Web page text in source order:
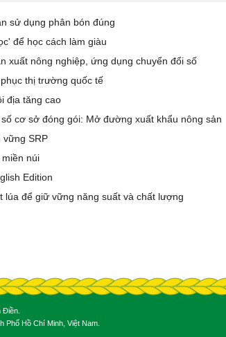
sử dụng phân bón đúng
để học cách làm giàu
xuất nông nghiệp, ứng dụng chuyển đổi số
thị trường quốc tế
địa tăng cao
cơ sở đóng gói: Mở đường xuất khẩu nông sản
vững SRP
núi
Edition
lúa để giữ vững năng suất và chất lượng
Điền.
Phố Hồ Chí Minh, Việt Nam.